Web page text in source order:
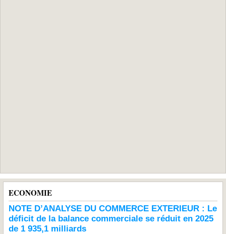
ECONOMIE
NOTE D’ANALYSE DU COMMERCE EXTERIEUR : Le
déficit de la balance commerciale se réduit en 2025
de 1 935,1 milliards